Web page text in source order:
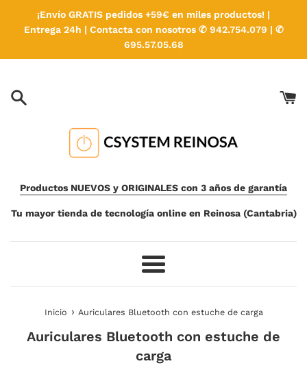
directamente
¡Envío GRATIS pedidos +59€ en miles productos! |
Entrega 24h | Contacta con nosotros ✆ 942.754.079 | ✆
695.57.05.68
Productos NUEVOS y ORIGINALES con 3 años de garantía
Tu mayor tienda de tecnología online en Reinosa (Cantabria)
Más
Inicio › Auriculares Bluetooth con estuche de carga
Auriculares Bluetooth con estuche de
carga